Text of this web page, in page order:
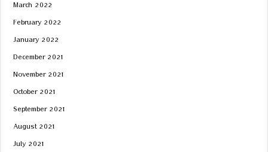
March 2022
February 2022
January 2022
December 2021
November 2021
October 2021
September 2021
August 2021
July 2021